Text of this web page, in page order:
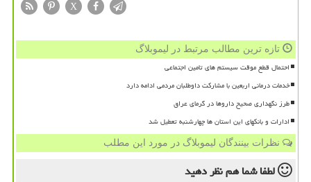
X
تازه ترین مطالب مرتبط در لیموبلاگ
احتمال قطع موقت سیستم های تامین اجتماعی
خدمات درمانی اربعین با مشارکت داوطلبان مردمی ادامه دارد
طرز نگهداری صحیح داروها در گرمای عراق
ادارات و بانکهای این استان ها چهارشنبه تعطیل شد
نظرات بینندگان لیموبلاگ در مورد این مطلب
لطفا شما همنظر دهید